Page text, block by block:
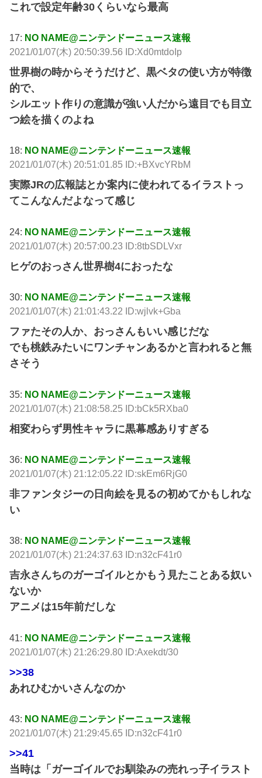
これで設定年齢30くらいなら最高
17: NO NAME@ニンテンドーニュース速報
2021/01/07(木) 20:50:39.56 ID:Xd0mtdoIp
世界樹の時からそうだけど、黒ベタの使い方が特徴
的で、
シルエット作りの意識が強い人だから遠目でも目立
つ絵を描くのよね
18: NO NAME@ニンテンドーニュース速報
2021/01/07(木) 20:51:01.85 ID:+BXvcYRbM
実際JRの広報誌とか案内に使われてるイラストっ
てこんなんだよなって感じ
24: NO NAME@ニンテンドーニュース速報
2021/01/07(木) 20:57:00.23 ID:8tbSDLVxr
ヒゲのおっさん世界樹4におったな
30: NO NAME@ニンテンドーニュース速報
2021/01/07(木) 21:01:43.22 ID:wjlvk+Gba
ファたその人か、おっさんもいい感じだな
でも桃鉄みたいにワンチャンあるかと言われると無
さそう
35: NO NAME@ニンテンドーニュース速報
2021/01/07(木) 21:08:58.25 ID:bCk5RXba0
相変わらず男性キャラに黒幕感ありすぎる
36: NO NAME@ニンテンドーニュース速報
2021/01/07(木) 21:12:05.22 ID:skEm6RjG0
非ファンタジーの日向絵を見るの初めてかもしれな
い
38: NO NAME@ニンテンドーニュース速報
2021/01/07(木) 21:24:37.63 ID:n32cF41r0
吉永さんちのガーゴイルとかもう見たことある奴い
ないか
アニメは15年前だしな
41: NO NAME@ニンテンドーニュース速報
2021/01/07(木) 21:26:29.80 ID:Axekdt/30
>>38
あれひむかいさんなのか
43: NO NAME@ニンテンドーニュース速報
2021/01/07(木) 21:29:45.65 ID:n32cF41r0
>>41
当時は「ガーゴイルでお馴染みの売れっ子イラスト